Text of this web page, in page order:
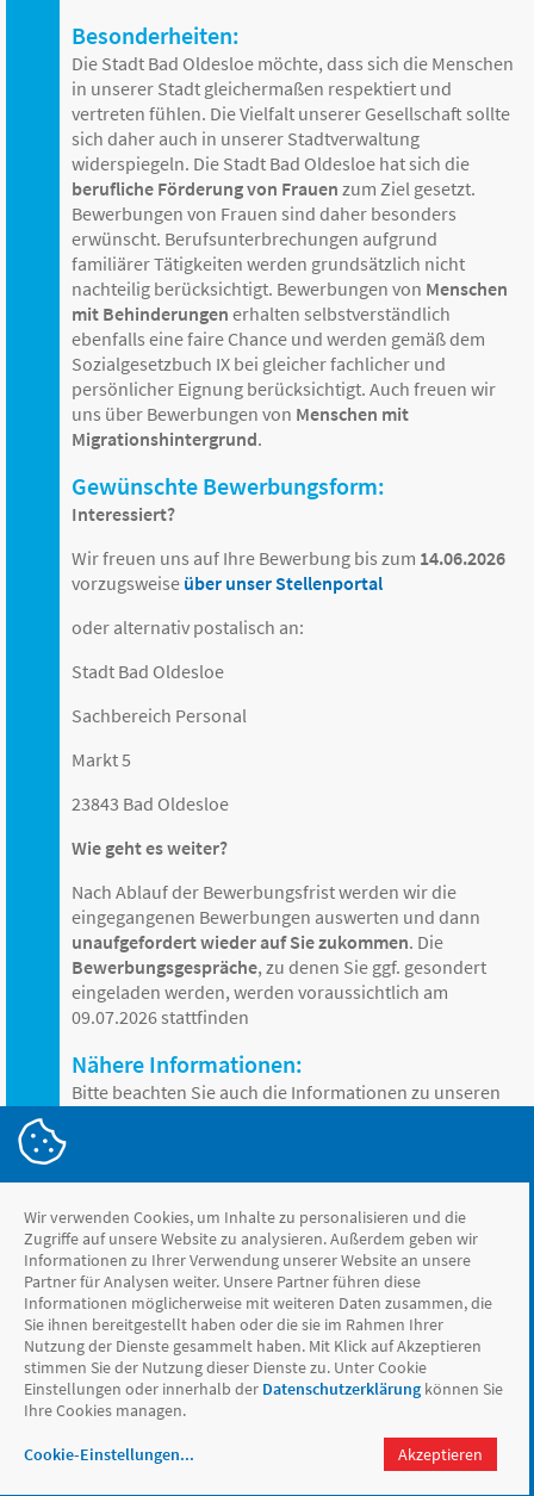
Besonderheiten:
Die Stadt Bad Oldesloe möchte, dass sich die Menschen
in unserer Stadt gleichermaßen respektiert und
vertreten fühlen. Die Vielfalt unserer Gesellschaft sollte
sich daher auch in unserer Stadtverwaltung
widerspiegeln. Die Stadt Bad Oldesloe hat sich die
berufliche Förderung von Frauen zum Ziel gesetzt.
Bewerbungen von Frauen sind daher besonders
erwünscht. Berufsunterbrechungen aufgrund
familiärer Tätigkeiten werden grundsätzlich nicht
nachteilig berücksichtigt. Bewerbungen von Menschen
mit Behinderungen erhalten selbstverständlich
ebenfalls eine faire Chance und werden gemäß dem
Sozialgesetzbuch IX bei gleicher fachlicher und
persönlicher Eignung berücksichtigt. Auch freuen wir
uns über Bewerbungen von Menschen mit
Migrationshintergrund.
Gewünschte Bewerbungsform:
Interessiert?
Wir freuen uns auf Ihre Bewerbung bis zum 14.06.2026
vorzugsweise über unser Stellenportal
oder alternativ postalisch an:
Stadt Bad Oldesloe
Sachbereich Personal
Markt 5
23843 Bad Oldesloe
Wie geht es weiter?
Nach Ablauf der Bewerbungsfrist werden wir die
eingegangenen Bewerbungen auswerten und dann
unaufgefordert wieder auf Sie zukommen. Die
Bewerbungsgespräche, zu denen Sie ggf. gesondert
eingeladen werden, werden voraussichtlich am
09.07.2026 stattfinden
Nähere Informationen:
Bitte beachten Sie auch die Informationen zu unseren
zurück zur Übersicht
Behrens und Behrens GmbH
Impressum
Datenschutz
Wir verwenden Cookies, um Inhalte zu personalisieren und die
Zugriffe auf unsere Website zu analysieren. Außerdem geben wir
Informationen zu Ihrer Verwendung unserer Website an unsere
Partner für Analysen weiter. Unsere Partner führen diese
Informationen möglicherweise mit weiteren Daten zusammen, die
Sie ihnen bereitgestellt haben oder die sie im Rahmen Ihrer
Nutzung der Dienste gesammelt haben. Mit Klick auf Akzeptieren
stimmen Sie der Nutzung dieser Dienste zu. Unter Cookie
Einstellungen oder innerhalb der Datenschutzerklärung können Sie
Ihre Cookies managen.
Cookie-Einstellungen... Akzeptieren